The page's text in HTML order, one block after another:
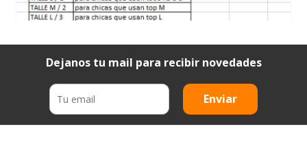
Dejanos tu mail para recibir novedades
Enviar